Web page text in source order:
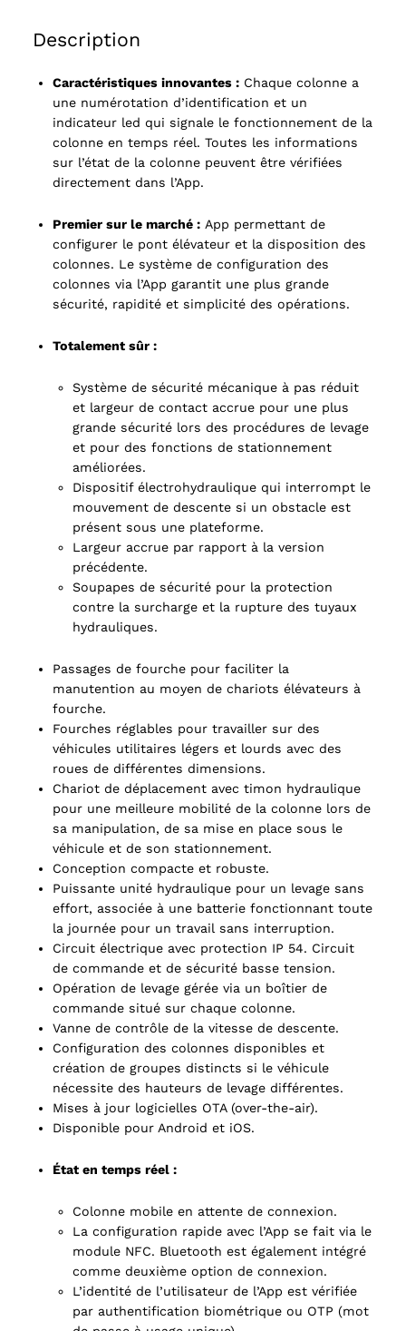
Description
Caractéristiques innovantes : Chaque colonne a
une numérotation d’identification et un
indicateur led qui signale le fonctionnement de la
colonne en temps réel. Toutes les informations
sur l’état de la colonne peuvent être vérifiées
directement dans l’App.
Premier sur le marché : App permettant de
configurer le pont élévateur et la disposition des
colonnes. Le système de configuration des
colonnes via l’App garantit une plus grande
sécurité, rapidité et simplicité des opérations.
Totalement sûr :
Système de sécurité mécanique à pas réduit
et largeur de contact accrue pour une plus
grande sécurité lors des procédures de levage
et pour des fonctions de stationnement
améliorées.
Dispositif électrohydraulique qui interrompt le
mouvement de descente si un obstacle est
présent sous une plateforme.
Largeur accrue par rapport à la version
précédente.
Soupapes de sécurité pour la protection
contre la surcharge et la rupture des tuyaux
hydrauliques.
Passages de fourche pour faciliter la
manutention au moyen de chariots élévateurs à
fourche.
Fourches réglables pour travailler sur des
véhicules utilitaires légers et lourds avec des
roues de différentes dimensions.
Chariot de déplacement avec timon hydraulique
pour une meilleure mobilité de la colonne lors de
sa manipulation, de sa mise en place sous le
véhicule et de son stationnement.
Conception compacte et robuste.
Puissante unité hydraulique pour un levage sans
effort, associée à une batterie fonctionnant toute
la journée pour un travail sans interruption.
Circuit électrique avec protection IP 54. Circuit
de commande et de sécurité basse tension.
Opération de levage gérée via un boîtier de
commande situé sur chaque colonne.
Vanne de contrôle de la vitesse de descente.
Configuration des colonnes disponibles et
création de groupes distincts si le véhicule
nécessite des hauteurs de levage différentes.
Mises à jour logicielles OTA (over-the-air).
Disponible pour Android et iOS.
État en temps réel :
Colonne mobile en attente de connexion.
La configuration rapide avec l’App se fait via le
module NFC. Bluetooth est également intégré
comme deuxième option de connexion.
L’identité de l’utilisateur de l’App est vérifiée
par authentification biométrique ou OTP (mot